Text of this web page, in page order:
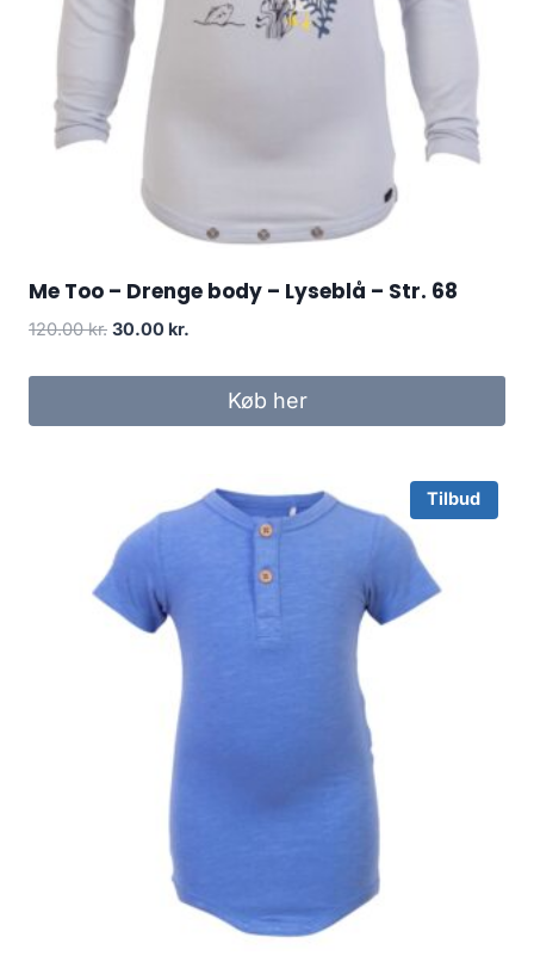
Me Too – Drenge body – Lyseblå – Str. 68
120.00kr. Original
was:
30.00 kr.
is:
30.00 kr..
Køb her
Tilbud